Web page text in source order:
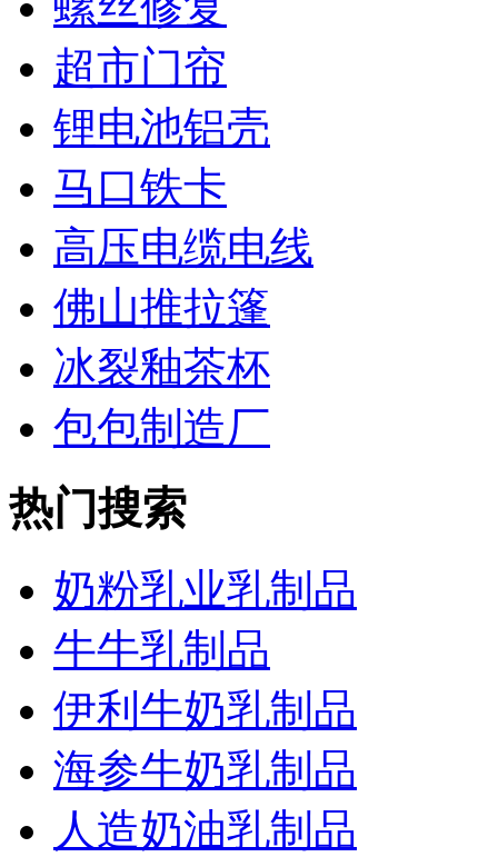
超市门帘
锂电池铝壳
马口铁卡
高压电缆电线
佛山推拉篷
冰裂釉茶杯
包包制造厂
热门搜索
奶粉乳业乳制品
牛牛乳制品
伊利牛奶乳制品
海参牛奶乳制品
人造奶油乳制品